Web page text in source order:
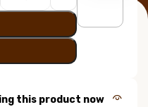
this product now!